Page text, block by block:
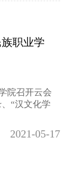
职业学
院召开云会
“汉文化学
2021-05-17